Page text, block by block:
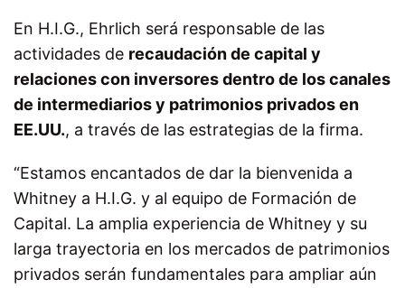
En H.I.G., Ehrlich será responsable de las
actividades de recaudación de capital y
relaciones con inversores dentro de los canales
de intermediarios y patrimonios privados en
EE.UU., a través de las estrategias de la firma.
“Estamos encantados de dar la bienvenida a
Whitney a H.I.G. y al equipo de Formación de
Capital. La amplia experiencia de Whitney y su
larga trayectoria en los mercados de patrimonios
privados serán fundamentales para ampliar aún